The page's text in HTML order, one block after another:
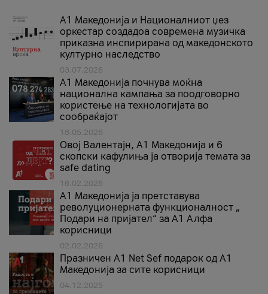
А1 Македонија и Националниот џез
оркестар создадоа современа музичка
приказна инспирирана од македонското
културно наследство
03.07.2026
A1 Македонија почнува моќна
национална кампања за поодговорно
користење на технологијата во
сообраќајот
18.05.2026
Овој Валентајн, A1 Македонија и 6
скопски кафулиња ја отворија темата за
safe dating
16.02.2026
А1 Македонија ја претставува
револуционерната функционалност „
Подари на пријател“ за А1 Алфа
корисници
02.02.2026
Празничен A1 Net Sеf подарок од А1
Македонија за сите корисници
04.12.2025